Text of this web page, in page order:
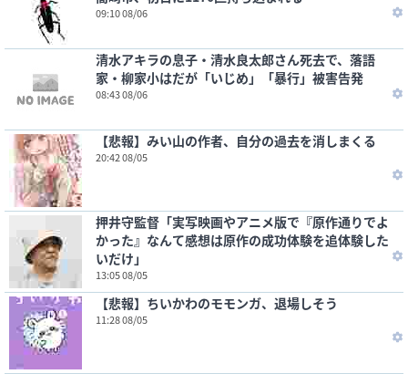
09:10 08/06
清水アキラの息子・清水良太郎さん死去で、落語
家・柳家小はだが「いじめ」「暴行」被害告発
08:43 08/06
【悲報】みい山の作者、自分の過去を消しまくる
20:42 08/05
押井守監督「実写映画やアニメ版で『原作通りでよ
かった』なんて感想は原作の成功体験を追体験した
いだけ」
13:05 08/05
【悲報】ちいかわのモモンガ、退場しそう
11:28 08/05